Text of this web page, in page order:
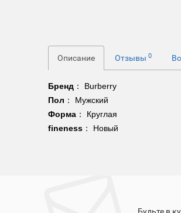
Описание Отзывы0
Бренд ： Burberry
Пол ： Мужский
Форма ： Круглая
fineness ： Новый